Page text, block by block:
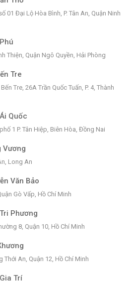
01 Đại Lộ Hòa Bình, P. Tân An, Quận Ninh
Thiện, Quận Ngô Quyền, Hải Phòng
Tre
Tre, 26A Trần Quốc Tuấn, P. 4, Thành
Quốc
1 P. Tân Hiệp, Biên Hòa, Đồng Nai
Vương
Long An
Văn Bảo
Gò Vấp, Hồ Chí Minh
Phương
8, Quận 10, Hồ Chí Minh
Thới An, Quận 12, Hồ Chí Minh
Trí